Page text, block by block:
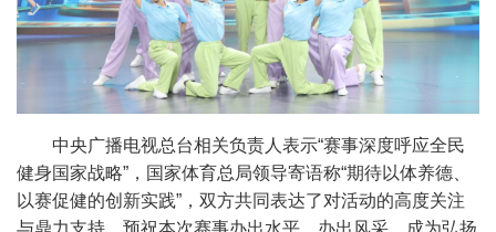
中央广播电视总台相关负责人表示“赛事深度呼应全民
健身国家战略” ，国家体育总局领导寄语称“期待以体养德、
以赛促健的创新实践” ，双方共同表达了对活动的高度关注